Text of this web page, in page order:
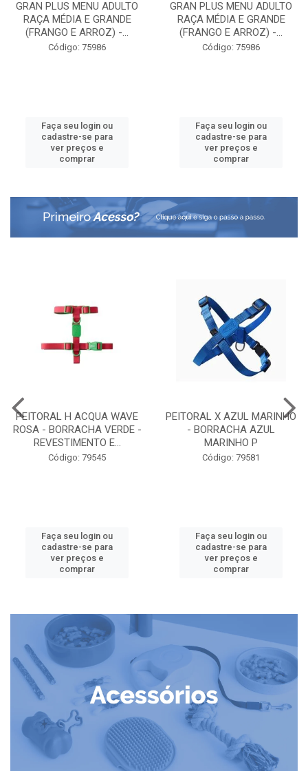
GRAN PLUS MENU ADULTO
RAÇA MÉDIA E GRANDE
(FRANGO E ARROZ) -...
Código: 75986
Faça seu login ou
cadastre-se para
ver preços e
comprar
GRAN PLUS MENU ADULTO
RAÇA MÉDIA E GRANDE
(FRANGO E ARROZ) -...
Código: 75986
Faça seu login ou
cadastre-se para
ver preços e
comprar
PEITORAL H ACQUA WAVE
ROSA - BORRACHA VERDE -
REVESTIMENTO E...
Código: 79545
Faça seu login ou
cadastre-se para
ver preços e
comprar
PEITORAL X AZUL MARINHO
- BORRACHA AZUL
MARINHO P
Código: 79581
Faça seu login ou
cadastre-se para
ver preços e
comprar